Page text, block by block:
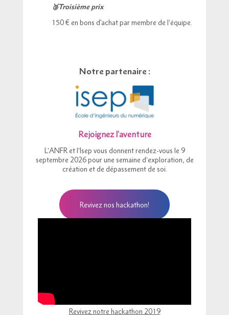
🥉Troisième prix
150 € en bons d’achat par membre de l'équipe.
Notre partenaire :
Rejoignez l'aventure
L'ANFR et l'Isep vous donnent rendez-vous le 9
septembre 2026 pour une semaine d'exploration, de
création et de dépassement de soi.
Revivez nos hackathon!
Revivez notre hackathon 2019